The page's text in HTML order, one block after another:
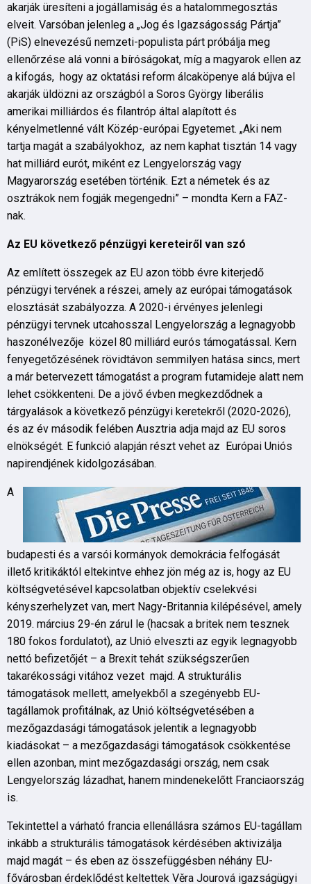
akarják üresíteni a jogállamiság és a hatalommegosztás
elveit. Varsóban jelenleg a „Jog és Igazságosság Pártja”
(PiS) elnevezésű nemzeti-populista párt próbálja meg
ellenőrzése alá vonni a bíróságokat, míg a magyarok ellen az
a kifogás, hogy az oktatási reform álcaköpenye alá bújva el
akarják üldözni az országból a Soros György liberális
amerikai milliárdos és filantróp által alapított és
kényelmetlenné vált Közép-európai Egyetemet. „Aki nem
tartja magát a szabályokhoz, az nem kaphat tisztán 14 vagy
hat milliárd eurót, miként ez Lengyelország vagy
Magyarország esetében történik. Ezt a németek és az
osztrákok nem fogják megengedni” – mondta Kern a FAZ-
nak.
Az EU következő pénzügyi kereteiről van szó
Az említett összegek az EU azon több évre kiterjedő
pénzügyi tervének a részei, amely az európai támogatások
elosztását szabályozza. A 2020-i érvényes jelenlegi
pénzügyi tervnek utcahosszal Lengyelország a legnagyobb
haszonélvezője közel 80 milliárd eurós támogatással. Kern
fenyegetőzésének rövidtávon semmilyen hatása sincs, mert
a már betervezett támogatást a program futamideje alatt nem
lehet csökkenteni. De a jövő évben megkezdődnek a
tárgyalások a következő pénzügyi keretekről (2020-2026),
és az év második felében Ausztria adja majd az EU soros
elnökségét. E funkció alapján részt vehet az Európai Uniós
napirendjének kidolgozásában.
A
budapesti és a varsói kormányok demokrácia felfogását
illető kritikáktól eltekintve ehhez jön még az is, hogy az EU
költségvetésével kapcsolatban objektív cselekvési
kényszerhelyzet van, mert Nagy-Britannia kilépésével, amely
2019. március 29-én zárul le (hacsak a britek nem tesznek
180 fokos fordulatot), az Unió elveszti az egyik legnagyobb
nettó befizetőjét – a Brexit tehát szükségszerűen
takarékossági vitához vezet majd. A strukturális
támogatások mellett, amelyekből a szegényebb EU-
tagállamok profitálnak, az Unió költségvetésében a
mezőgazdasági támogatások jelentik a legnagyobb
kiadásokat – a mezőgazdasági támogatások csökkentése
ellen azonban, mint mezőgazdasági ország, nem csak
Lengyelország lázadhat, hanem mindenekelőtt Franciaország
is.
Tekintettel a várható francia ellenállásra számos EU-tagállam
inkább a strukturális támogatások kérdésében aktivizálja
majd magát – és eben az összefüggésben néhány EU-
fővárosban érdeklődést keltettek Věra Jourová igazságügyi